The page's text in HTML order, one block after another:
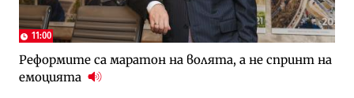
11:00
Реформите са маратон на волята, а не спринт на
емоцията